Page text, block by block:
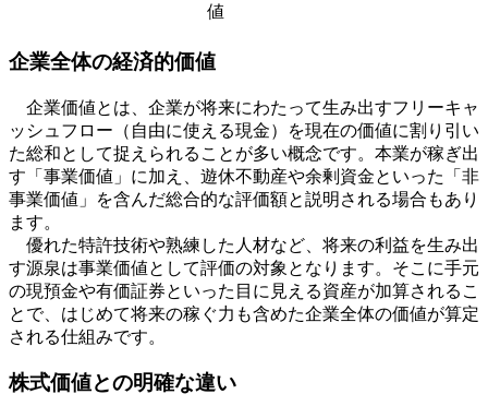
値
企業全体の経済的価値
企業価値とは、企業が将来にわたって生み出すフリーキャ
ッシュフロー（自由に使える現金）を現在の価値に割り引い
た総和として捉えられることが多い概念です。本業が稼ぎ出
す「事業価値」に加え、遊休不動産や余剰資金といった「非
事業価値」を含んだ総合的な評価額と説明される場合もあり
ます。
優れた特許技術や熟練した人材など、将来の利益を生み出
す源泉は事業価値として評価の対象となります。そこに手元
の現預金や有価証券といった目に見える資産が加算されるこ
とで、はじめて将来の稼ぐ力も含めた企業全体の価値が算定
される仕組みです。
株式価値との明確な違い